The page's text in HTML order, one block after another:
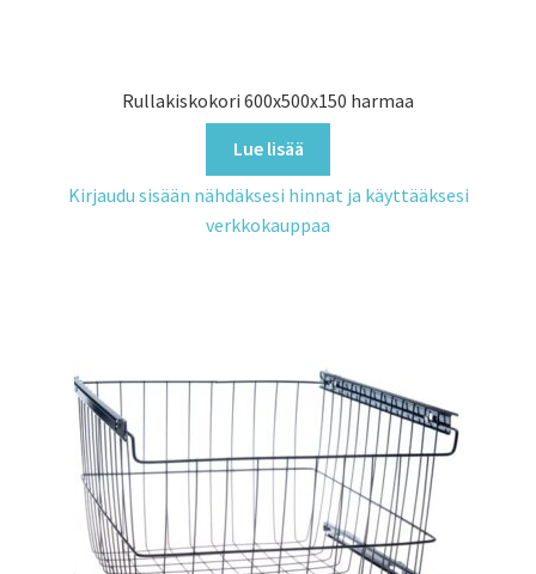
Rullakiskokori 600x500x150 harmaa
Lue lisää
Kirjaudu sisään nähdäksesi hinnat ja käyttääksesi
verkkokauppaa